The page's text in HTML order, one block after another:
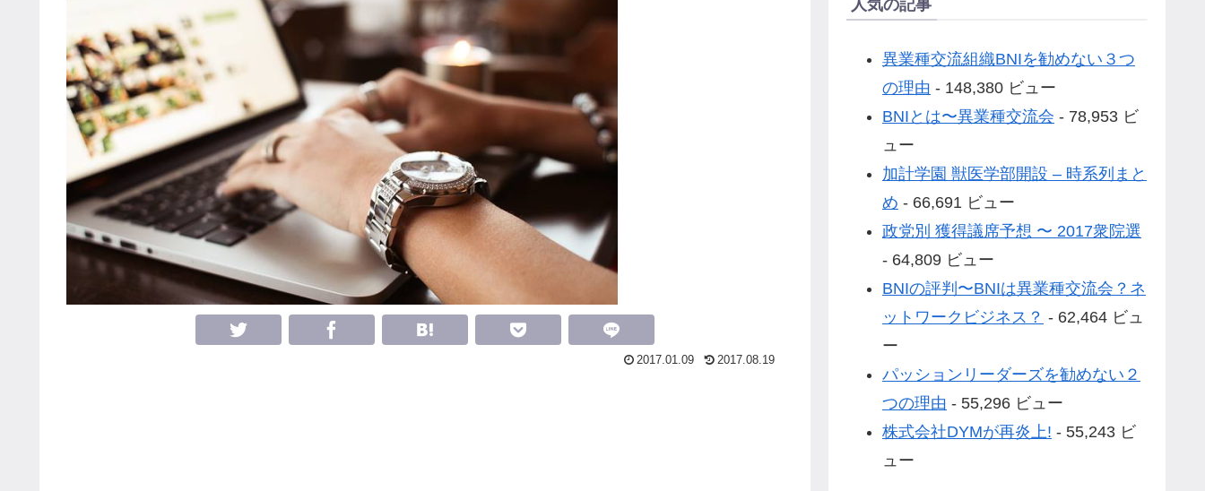
2017.01.09 2017.08.19
人気の記事
異業種交流組織BNIを勧めない３つ
の理由 - 148,380 ビュー
BNIとは〜異業種交流会 - 78,953 ビ
ュー
加計学園 獣医学部開設 – 時系列まと
め - 66,691 ビュー
政党別 獲得議席予想 〜 2017衆院選
- 64,809 ビュー
BNIの評判〜BNIは異業種交流会？ネ
ットワークビジネス？ - 62,464 ビュ
ー
パッションリーダーズを勧めない２
つの理由 - 55,296 ビュー
株式会社DYMが再炎上! - 55,243 ビ
ュー